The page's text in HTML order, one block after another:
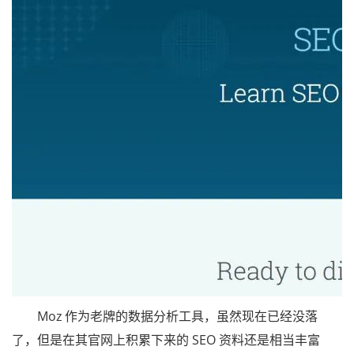
Moz 作为老牌的数据分析工具，虽然现在已经没落
了，但是在其官网上积累下来的 SEO 资料还是相当丰富